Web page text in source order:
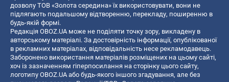
дозволу ТОВ «Золота середина» їх використовувати, вони не
підлягають подальшому відтворенню, перекладу, поширенню в
будь-якій формі.
Редакція OBOZ.UA може не поділяти точку зору, викладену в
авторському матеріалі. За достовірність інформації, опублікованої
в рекламних матеріалах, відповідальність несе рекламодавець.
Заборонено використання матеріалів розміщених на цьому сайті,
хоч із зазначенням гіперпосилання на сторінку цього сайту,
логотипу OBOZ.UA або будь-якого іншого згадування, але без